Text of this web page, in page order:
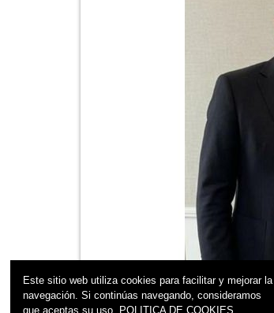
Este sitio web utiliza cookies para facilitar y mejorar la
navegación. Si continúas navegando, consideramos
que aceptas su uso.
POLITICA DE COOKIES